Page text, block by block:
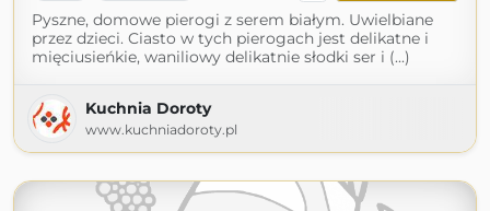
Pyszne, domowe pierogi z serem białym. Uwielbiane
przez dzieci. Ciasto w tych pierogach jest delikatne i
mięciusieńkie, waniliowy delikatnie słodki ser i (...)
Kuchnia Doroty
www.kuchniadoroty.pl